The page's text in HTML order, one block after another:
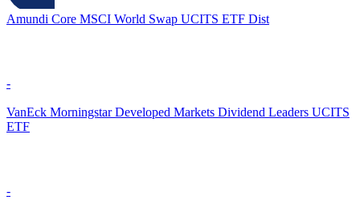
Amundi Core MSCI World Swap UCITS ETF Dist
-
VanEck Morningstar Developed Markets Dividend Leaders UCITS
ETF
-